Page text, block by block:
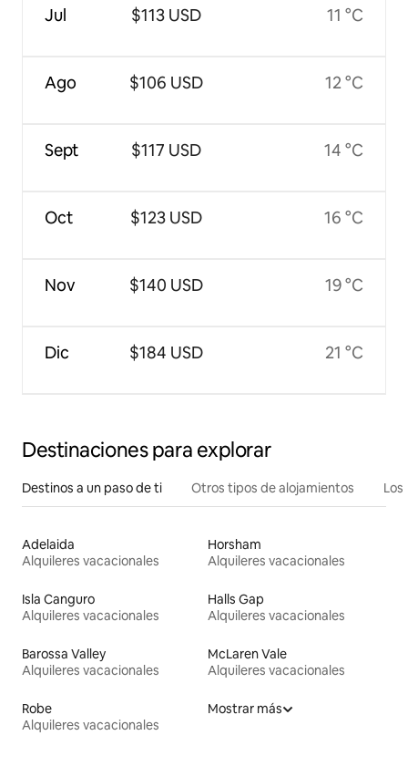
Jul
Ago
Sept
Oct
Nov
Dic
$113 USD
$106 USD
$117 USD
$123 USD
$140 USD
$184 USD
11 °C
12 °C
14 °C
16 °C
19 °C
21 °C
Destinaciones para explorar
Destinos a un paso de ti Otros tipos de alojamientos
Adelaida
Alquileres vacacionales
Horsham
Alquileres vacacionales
Isla Canguro
Alquileres vacacionales
Halls Gap
Alquileres vacacionales
Barossa Valley
Alquileres vacacionales
McLaren Vale
Alquileres vacacionales
Robe
Alquileres vacacionales
Mostrar más